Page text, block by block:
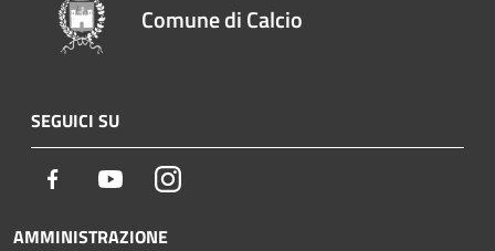
Comune di Calcio
SEGUICI SU
Facebook YoutubeInstagram
AMMINISTRAZIONE